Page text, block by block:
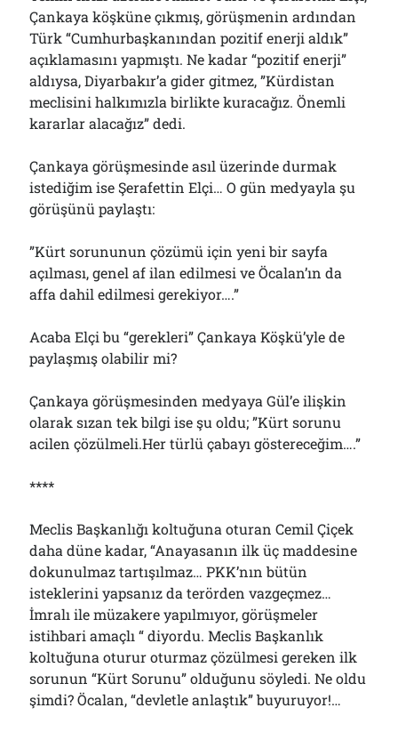
Çankaya köşküne çıkmış, görüşmenin ardından
Türk “Cumhurbaşkanından pozitif enerji aldık”
açıklamasını yapmıştı. Ne kadar “pozitif enerji”
aldıysa, Diyarbakır’a gider gitmez, ”Kürdistan
meclisini halkımızla birlikte kuracağız. Önemli
kararlar alacağız” dedi.
Çankaya görüşmesinde asıl üzerinde durmak
istediğim ise Şerafettin Elçi… O gün medyayla şu
görüşünü paylaştı:
”Kürt sorununun çözümü için yeni bir sayfa
açılması, genel af ilan edilmesi ve Öcalan’ın da
affa dahil edilmesi gerekiyor….”
Acaba Elçi bu “gerekleri” Çankaya Köşkü’yle de
paylaşmış olabilir mi?
Çankaya görüşmesinden medyaya Gül’e ilişkin
olarak sızan tek bilgi ise şu oldu; ”Kürt sorunu
acilen çözülmeli.Her türlü çabayı göstereceğim….”
****
Meclis Başkanlığı koltuğuna oturan Cemil Çiçek
daha düne kadar, “Anayasanın ilk üç maddesine
dokunulmaz tartışılmaz… PKK’nın bütün
isteklerini yapsanız da terörden vazgeçmez…
İmralı ile müzakere yapılmıyor, görüşmeler
istihbari amaçlı “ diyordu. Meclis Başkanlık
koltuğuna oturur oturmaz çözülmesi gereken ilk
sorunun “Kürt Sorunu” olduğunu söyledi. Ne oldu
şimdi? Öcalan, “devletle anlaştık” buyuruyor!…